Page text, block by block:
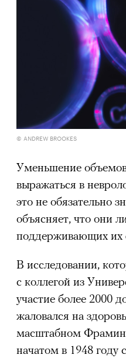
© ANDREW BROOKES
Уменьшение
выражаться в
это не обязательно
объясняет, что они
поддерживающих их
В исследовании,
с коллегой из
участие более 2000
жаловался на
масштабном
начатом в 1948
человеком, дважды
планеты без
Нирмал Пурджа после
мира. Катманду, 2019 год
© NAVESH CHITRAKAR / REUTERS
Статистика